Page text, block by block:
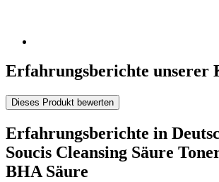
Erfahrungsberichte unserer
Dieses Produkt bewerten
Erfahrungsberichte in
Soucis Cleansing Säure
BHA Säure